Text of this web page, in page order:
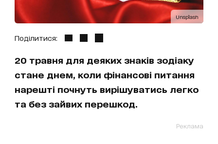
Unsplash
Поділитися:
20 травня для деяких знаків зодіаку
стане днем, коли фінансові питання
нарешті почнуть вирішуватись легко
та без зайвих перешкод.
Реклама